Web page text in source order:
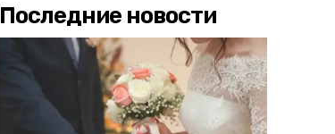
Последние новости